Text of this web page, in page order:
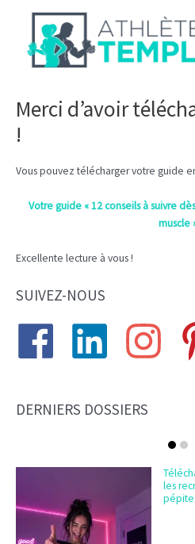
contenu
Merci d’avoir
!
Vous pouvez télécharger votre guide
Votre guide « 12 conseils à suivre
muscle
Excellente lecture à vous !
SUIVEZ-NOUS
DERNIERS DOSSIERS
les